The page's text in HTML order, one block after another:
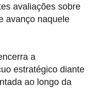
avaliações sobre
avanço naquele
a
estratégico diante
ao longo da